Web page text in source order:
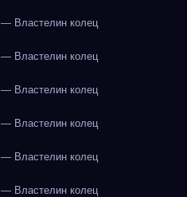
Властелин колец
Властелин колец
Властелин колец
Властелин колец
Властелин колец
Властелин колец